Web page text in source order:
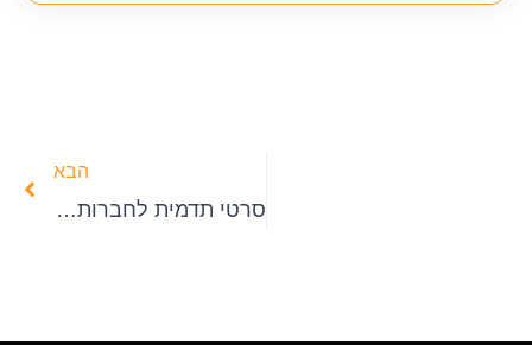
הבא
סרטי תדמית לחברות – חברת ג'וס פלאס ישראל